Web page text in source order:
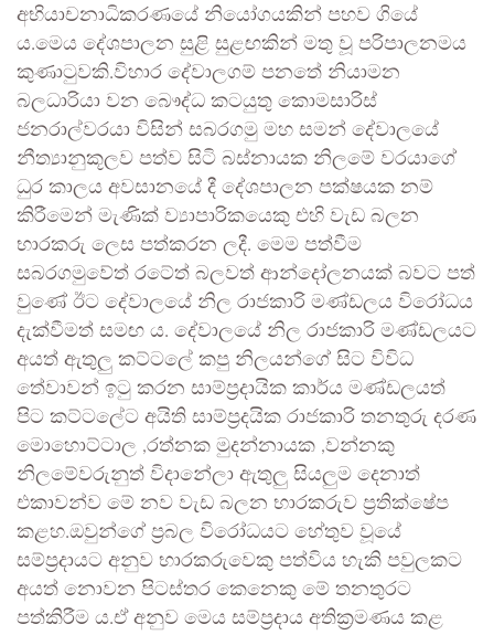
අභියාචනාධිකරණයේ නියෝගයකින් පහව ගියේ
ය.මෙය දේශපාලන සුළි සුළඟකින් මතු වූ පරිපාලනමය
කුණාටුවකි.විහාර දේවාලගම් පනතේ නියාමන
බලධාරියා වන බෞද්ධ කටයුතු කොමසාරිස්
ජනරාල්වරයා විසින් සබරගමු මහ සමන් දේවාලයේ
නීත්‍යානුකූලව පත්ව සිටි බස්නායක නිලමේ වරයාගේ
ධුර කාලය අවසානයේ දී දේශපාලන පක්ෂයක නම්
කිරීමෙන් මැණික් ව්‍යාපාරිකයෙකු එහි වැඩ බලන
භාරකරු ලෙස පත්කරන ලදී. මෙම පත්වීම
සබරගමුවේත් රටේත් බලවත් ආන්දෝලනයක් බවට පත්
වුණේ ඊට දේවාලයේ නිල රාජකාරි මණ්ඩලය විරෝධය
දැක්වීමත් සමඟ ය. දේවාලයේ නිල රාජකාරි මණ්ඩලයට
අයත් ඇතුලු කට්ටලේ කපු නිලයන්ගේ සිට විවිධ
තේවාවන් ඉටු කරන සාම්ප්‍රදායික කාර්ය මණ්ඩලයත්
පිට කට්ටලේට අයිති සාම්ප්‍රදයික රාජකාරි තනතුරු දරණ
මොහොට්ටාල ,රත්නක මුදන්නායක ,වන්නකු
නිලමේවරුනුත් විදානේලා ඇතුලු සියලුම දෙනාත්
එකාවන්ව මේ නව වැඩ බලන භාරකරුව ප්‍රතික්ෂේප
කළහ.ඔවුන්ගේ ප්‍රබල විරෝධයට හේතුව වූයේ
සම්ප්‍රදායට අනුව භාරකරුවෙකු පත්විය හැකි පවුලකට
අයත් නොවන පිටස්තර කෙනෙකු මේ තනතුරට
පත්කිරීම ය.ඒ අනුව මෙය සම්ප්‍රදාය අතික්‍රමණය කළ